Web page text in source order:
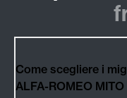
Come scegliere i
ALFA-